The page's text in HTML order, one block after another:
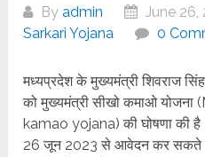
Byadmin June 26,
Sarkari Yojana
0
मध्यप्रदेश के मुख्यमंत्री शिवराज
को मुख्यमंत्री सीखो कमाओ
kamao yojana) की घोषणा की
26 जून 2023 से आवेदन कर सकते